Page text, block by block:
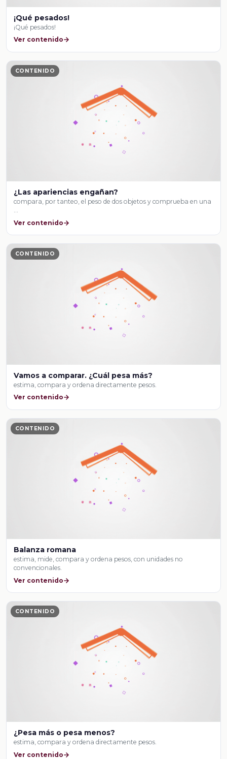
¡Qué pesados!
¡Qué pesados!
Ver contenido
CONTENIDO
¿Las apariencias engañan?
compara, por tanteo, el peso de dos objetos y comprueba en una
…
Ver contenido
CONTENIDO
Vamos a comparar. ¿Cuál pesa más?
estima, compara y ordena directamente pesos.
Ver contenido
CONTENIDO
Balanza romana
estima, mide, compara y ordena pesos, con unidades no
convencionales.
Ver contenido
CONTENIDO
¿Pesa más o pesa menos?
estima, compara y ordena directamente pesos.
Ver contenido